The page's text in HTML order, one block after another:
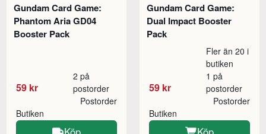
Gundam Card Game:
Phantom Aria GD04
Booster Pack
59 kr
2 på
postorder
Butiken
Postorder
Gundam Card Game:
Dual Impact Booster
Pack
59 kr
Fler än 20 i
butiken
1 på
postorder
Butiken
Postorder